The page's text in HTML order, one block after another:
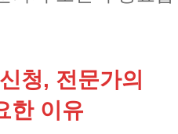
청, 전문가의
한 이유